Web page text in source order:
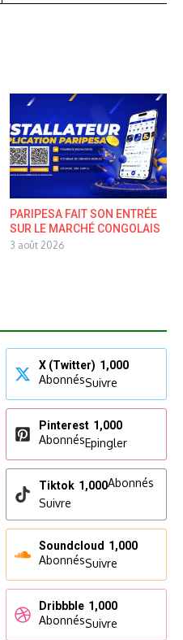
PARIPESA FAIT SON ENTRÉE
SUR LE MARCHÉ CONGOLAIS
3 août 2026
X (Twitter) 1,000
AbonnésSuivre
Pinterest 1,000
AbonnésEpingler
Tiktok 1,000Abonnés
Suivre
Soundcloud 1,000
AbonnésSuivre
Dribbble 1,000
AbonnésSuivre